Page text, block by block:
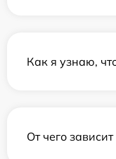
Как я узнаю,
От чего